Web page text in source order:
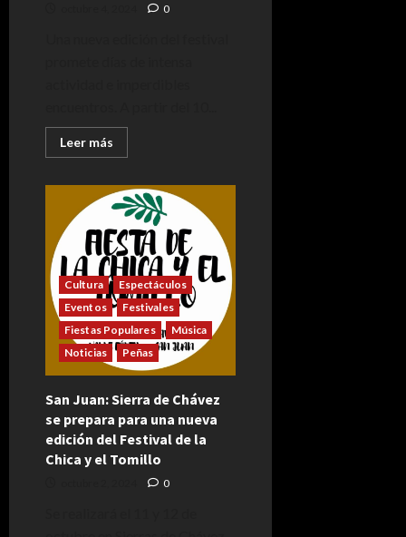
0
Leer más
más
Bariloche:
“Nevadas
Escénicas”
propone
increíbles
obras
teatrales
para
disfrutar
Cultura
Espectáculos
Eventos
Festivales
Fiestas Populares
Música
Noticias
Peñas
San Juan: Sierra de Chávez
se prepara para una nueva
edición del Festival de la
Chica y el Tomillo
0